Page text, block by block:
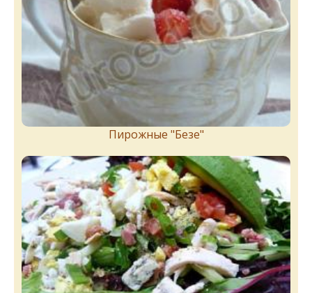
Пирожныe "Бeзe"